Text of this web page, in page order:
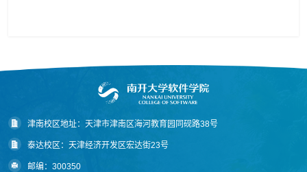
津南校区地址：天津市津南区海河教育园同砚路38号
泰达校区：天津经济开发区宏达街23号
邮编：300350